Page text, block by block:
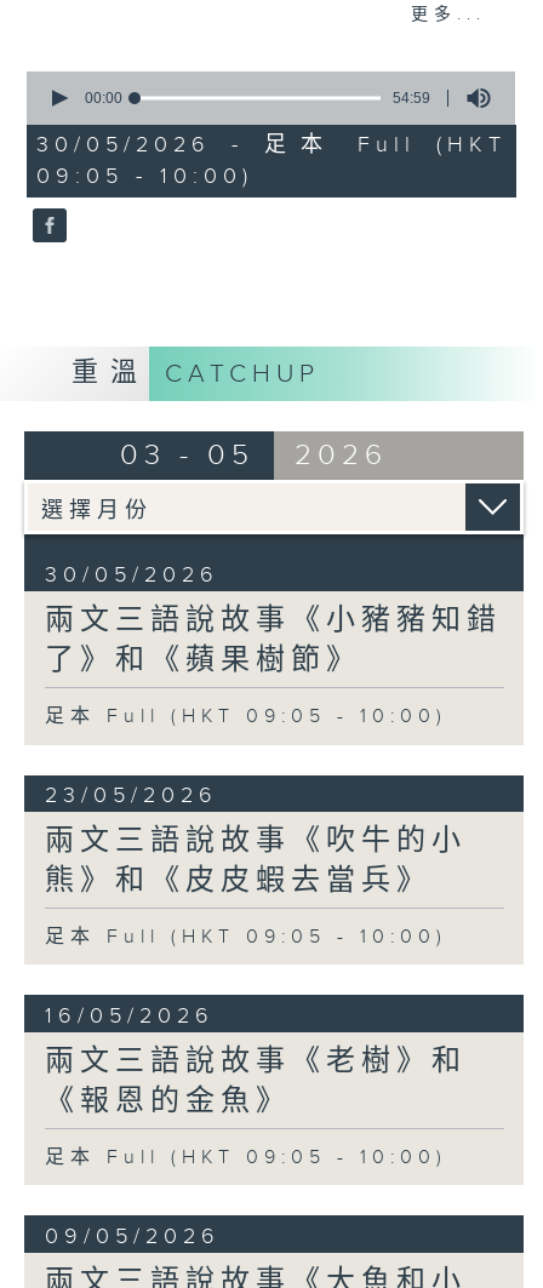
《蘋果樹節》的普通話版本由恩主教書院
的楊佳琪同學聲演。
更多...
seconds
54
minutes,
59
seconds
00:00 54:59
30/05/2026 - 足本 Full (HKT
09:05 - 10:00)
重溫 CATCHUP
03 - 05 2026
30/05/2026
兩文三語說故事《小豬豬知錯
了》和《蘋果樹節》
足本 Full (HKT 09:05 - 10:00)
23/05/2026
兩文三語說故事《吹牛的小
熊》和《皮皮蝦去當兵》
足本 Full (HKT 09:05 - 10:00)
16/05/2026
兩文三語說故事《老樹》和
《報恩的金魚》
足本 Full (HKT 09:05 - 10:00)
09/05/2026